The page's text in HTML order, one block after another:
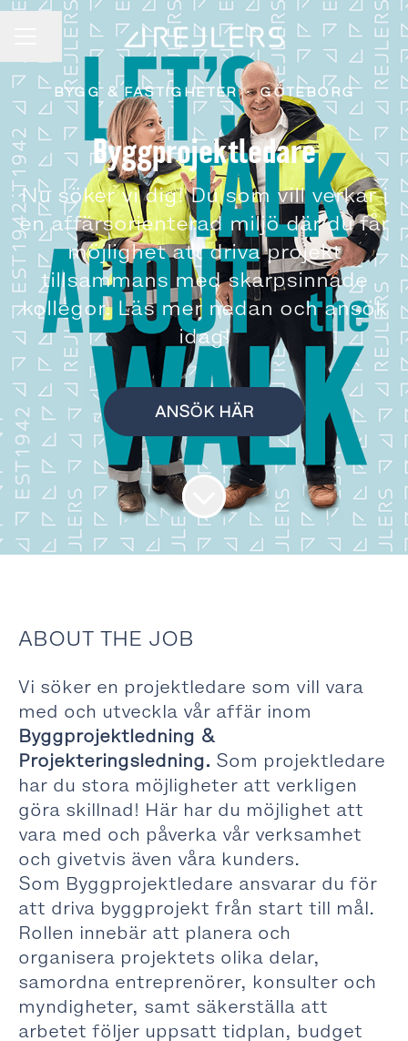
KARRIÄRMENY
Dela sidan
BYGG & FASTIGHETER · GÖTEBORG
Byggprojektledare
Nu söker vi dig! Du som vill verkar i
en affärsorienterad miljö där du får
möjlighet att driva projekt
tillsammans med skarpsinnade
kollegor. Läs mer nedan och ansök
idag!
ANSÖK HÄR
ABOUT THE JOB
Vi söker en projektledare som vill vara
med och utveckla vår affär inom
Byggprojektledning &
Projekteringsledning. Som projektledare
har du stora möjligheter att verkligen
göra skillnad! Här har du möjlighet att
vara med och påverka vår verksamhet
och givetvis även våra kunders.
Som Byggprojektledare ansvarar du för
att driva byggprojekt från start till mål.
Rollen innebär att planera och
organisera projektets olika delar,
samordna entreprenörer, konsulter och
myndigheter, samt säkerställa att
arbetet följer uppsatt tidplan, budget